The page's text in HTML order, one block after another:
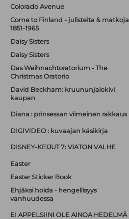
Colorado Avenue
Come to Finland - julisteita & matkoja
1851-1965
Daisy Sisters
Daisy Sisters
Das Weihnachtoratorium - The
Christmas Oratorio
David Beckham: kruununjalokivi
kaupan
Diana : prinsessan viimeinen rakkaus
DIGIVIDEO : kuvaajan käsikirja
DISNEY-KEIJUT 7: VIATON VALHE
Easter
Easter Sticker Book
Ehjäksi hoida - hengellisyys
vanhuudessa
EI APPELSIINI OLE AINOA HEDELMÄ